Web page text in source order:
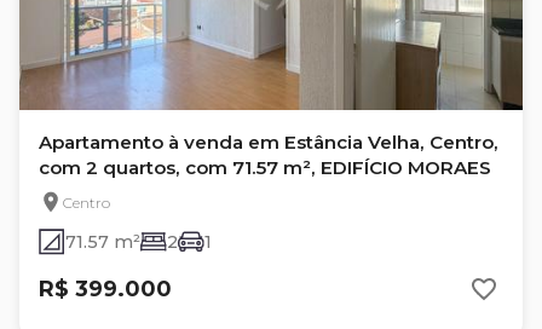
Apartamento à venda em Estância Velha, Centro,
com 2 quartos, com 71.57 m², EDIFÍCIO MORAES
Centro
71.57 m² 2 1
R$ 399.000